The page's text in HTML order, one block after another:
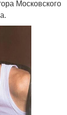
Московского